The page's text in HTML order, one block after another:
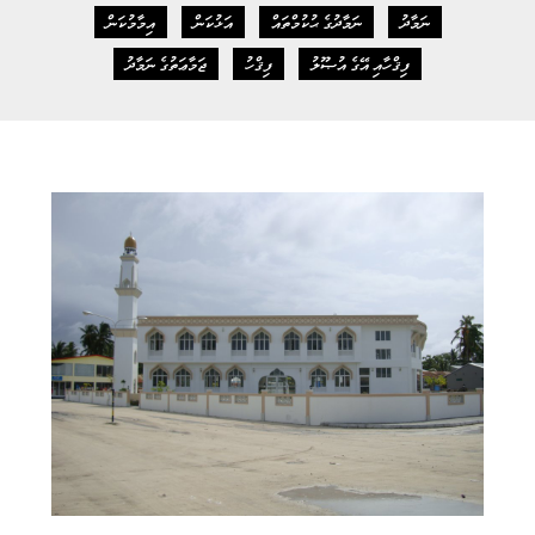
ނަމާދު ނަމާދުގެ ޙުކުމްތައް އަޅުކަން އިމާމުކަން
ފިޤްހާއި އޭގެ އުޞޫލު ފިޤްހު ޖަމާޢަތުގެ ނަމާދު